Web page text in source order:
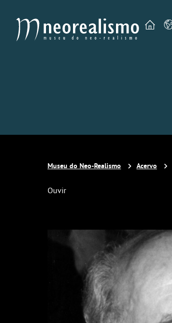
Museu do Neo-Realismo Acervo
Ouvir